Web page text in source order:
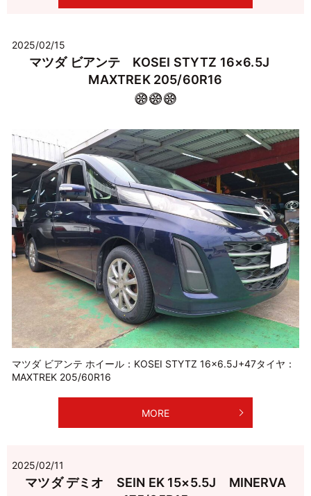
2025/02/15
マツダ ビアンテ KOSEI STYTZ 16×6.5J
MAXTREK 205/60R16
マツダ ビアンテ ホイール：KOSEI STYTZ 16×6.5J+47タイヤ：
MAXTREK 205/60R16
MORE
2025/02/11
マツダ デミオ SEIN EK 15×5.5J MINERVA